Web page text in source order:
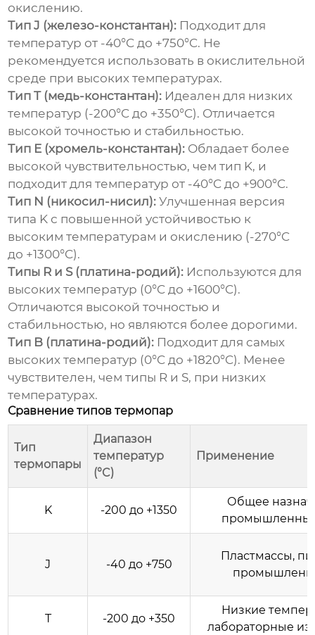
окислению.
Тип J (железо-константан): Подходит для
температур от -40°C до +750°C. Не
рекомендуется использовать в окислительной
среде при высоких температурах.
Тип T (медь-константан): Идеален для низких
температур (-200°C до +350°C). Отличается
высокой точностью и стабильностью.
Тип E (хромель-константан): Обладает более
высокой чувствительностью, чем тип K, и
подходит для температур от -40°C до +900°C.
Тип N (никосил-нисил): Улучшенная версия
типа K с повышенной устойчивостью к
высоким температурам и окислению (-270°C
до +1300°C).
Типы R и S (платина-родий): Используются для
высоких температур (0°C до +1600°C).
Отличаются высокой точностью и
стабильностью, но являются более дорогими.
Тип B (платина-родий): Подходит для самых
высоких температур (0°C до +1820°C). Менее
чувствителен, чем типы R и S, при низких
температурах.
Сравнение типов термопар
Тип
термопары
Диапазон
температур
(°C)
Применение
K -200 до +1350
Общее
J -40 до +750
Пластмассы,
T -200 до +350
Низкие
лабораторные